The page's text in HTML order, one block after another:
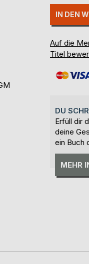
IN DEN
Auf die
Titel
DU
Erfüll dir
deine
ein Buch
MEHR